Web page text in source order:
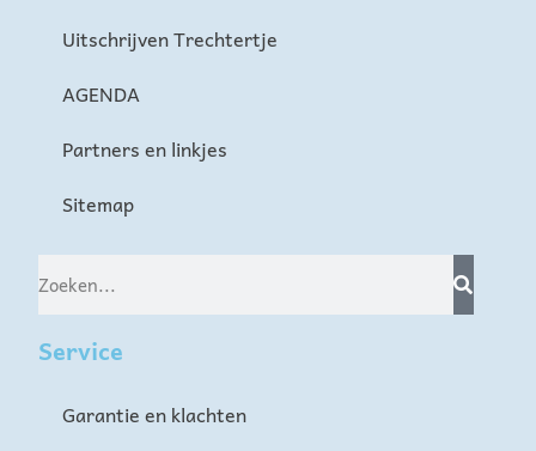
Uitschrijven Trechtertje
AGENDA
Partners en linkjes
Sitemap
Service
Garantie en klachten